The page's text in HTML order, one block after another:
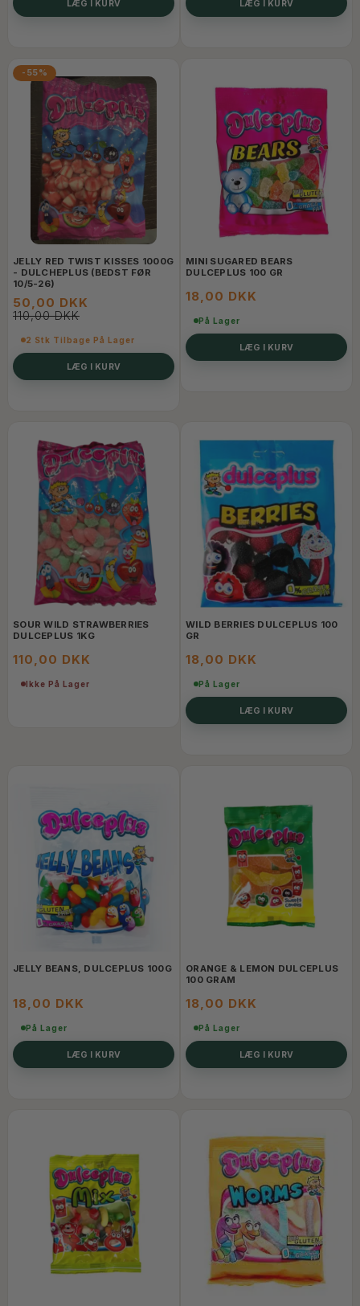
LÆG I KURV LÆG I KURV
-55%
JELLY RED TWIST KISSES 1000G
- DULCHEPLUS (BEDST FØR
10/5-26)
50,00 DKK
110,00 DKK
2 Stk Tilbage På Lager
LÆG I KURV
MINI SUGARED BEARS
DULCEPLUS 100 GR
18,00 DKK
På Lager
LÆG I KURV
SOUR WILD STRAWBERRIES
DULCEPLUS 1KG
110,00 DKK
Ikke På Lager
WILD BERRIES DULCEPLUS 100
GR
18,00 DKK
På Lager
LÆG I KURV
JELLY BEANS, DULCEPLUS 100G
18,00 DKK
På Lager
LÆG I KURV
ORANGE & LEMON DULCEPLUS
100 GRAM
18,00 DKK
På Lager
LÆG I KURV